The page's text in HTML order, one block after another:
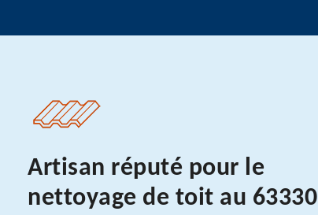
Artisan réputé pour le
nettoyage de toit au 63330